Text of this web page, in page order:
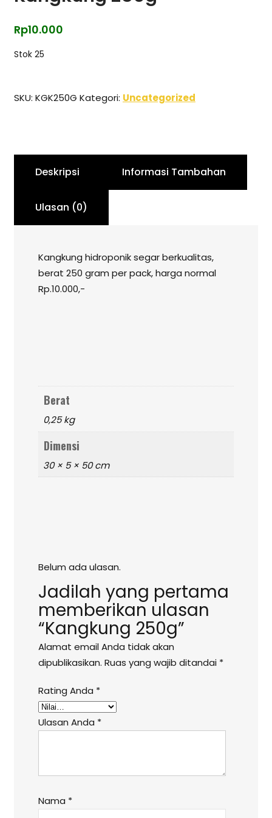
Rp10.000
Stok 25
SKU: KGK250G Kategori: Uncategorized
Deskripsi Informasi Tambahan
Ulasan (0)
Kangkung hidroponik segar berkualitas,
berat 250 gram per pack, harga normal
Rp.10.000,-
Berat
0,25 kg
Dimensi
30 × 5 × 50 cm
Belum ada ulasan.
Jadilah yang pertama
memberikan ulasan
“Kangkung 250g”
Alamat email Anda tidak akan
dipublikasikan. Ruas yang wajib ditandai *
Rating Anda *
Ulasan Anda *
Nama *